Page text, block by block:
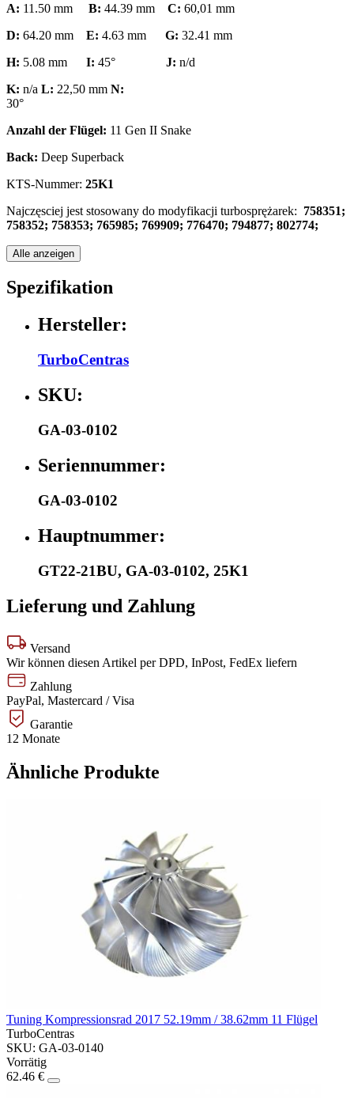
A: 11.50 mm B: 44.39 mm C: 60,01 mm
D: 64.20 mm E: 4.63 mm G: 32.41 mm
H: 5.08 mm I: 45° J: n/d
K: n/a L: 22,50 mm N:
Anzahl der Flügel: 11 Gen II Snake
Back: Deep Superback
KTS-Nummer: 25K1
Najczęsciej jest stosowany do modyfikacji turbosprężarek: 758351;
758352; 758353; 765985; 769909; 776470; 794877; 802774;
Alle anzeigen
Spezifikation
Hersteller:
TurboCentras
SKU:
GA-03-0102
Seriennummer:
GA-03-0102
Hauptnummer:
GT22-21BU, GA-03-0102, 25K1
Lieferung und Zahlung
Versand
Wir können diesen Artikel per DPD, InPost, FedEx liefern
Zahlung
PayPal, Mastercard / Visa
Garantie
12 Monate
Ähnliche Produkte
Tuning Kompressionsrad 2017 52.19mm / 38.62mm 11 Flügel
TurboCentras
SKU: GA-03-0140
Vorrätig
62.46 €